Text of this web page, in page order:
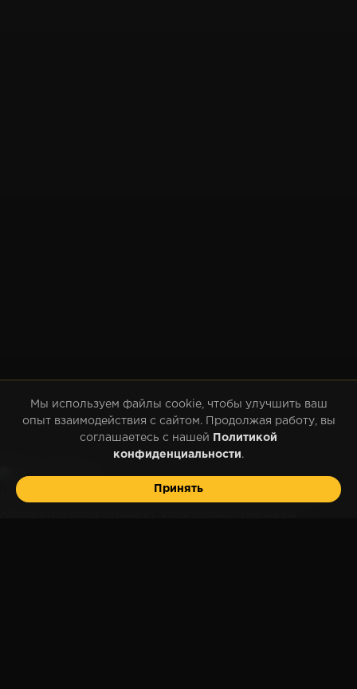
Национальная платформа признания лидеров АПК,
Мы используем файлы cookie, чтобы улучшить ваш
опыт взаимодействия с сайтом. Продолжая работу, вы
соглашаетесь с нашей
Политикой
конфиденциальности.
Принять